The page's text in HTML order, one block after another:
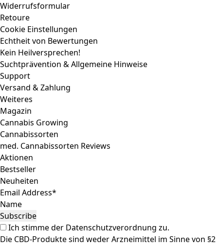
Widerrufsformular
Retoure
Cookie Einstellungen
Echtheit von Bewertungen
Kein Heilversprechen!
Suchtprävention & Allgemeine Hinweise
Support
Versand & Zahlung
Weiteres
Magazin
Cannabis Growing
Cannabissorten
med. Cannabissorten Reviews
Aktionen
Bestseller
Neuheiten
Email Address*
Name
Ich stimme der Datenschutzverordnung zu.
Die CBD-Produkte sind weder Arzneimittel im Sinne von §2